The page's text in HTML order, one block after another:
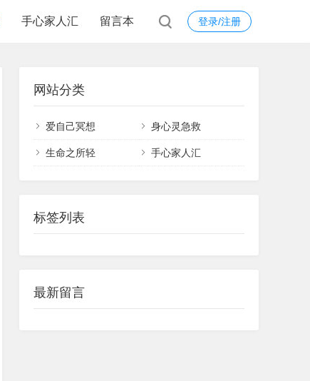
登录/注册
手心家人汇 留言本
网站分类
爱自己冥想 身心灵急救
生命之所轻 手心家人汇
标签列表
最新留言